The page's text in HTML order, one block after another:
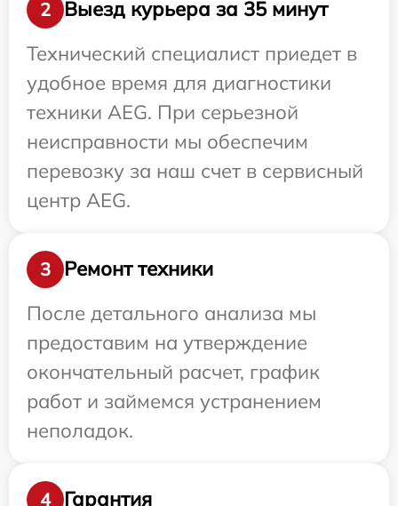
2
Выезд курьера за 35 минут
Технический специалист приедет в
удобное время для диагностики
техники AEG. При серьезной
неисправности мы обеспечим
перевозку за наш счет в сервисный
центр AEG.
3
Ремонт техники
После детального анализа мы
предоставим на утверждение
окончательный расчет, график
работ и займемся устранением
неполадок.
4 Гарантия